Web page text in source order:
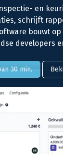
en
schrijft
bouwt
developers
30 min.